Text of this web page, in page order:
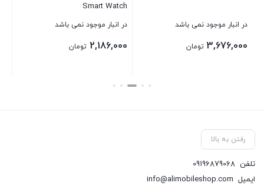
در انبار موجود نمی باشد
3,676,000 تومان
Smart Watch
در انبار موجود نمی باشد
2,186,000 تومان
بستن
رفتن به بالا
تلفن 09196879068
ایمیل info@alimobileshop.com